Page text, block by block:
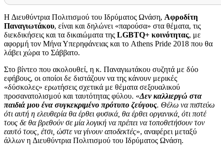
Η Διευθύντρια Πολιτισμού του Ιδρύματος Ωνάση, Αφροδίτη
Παναγιωτάκου, είναι και δηλώνει «παρούσα» στα θέματα, τις
διεκδικήσεις και τα δικαιώματα της LGBTQ+ κοινότητας, με
αφορμή τον Μήνα Υπερηφάνειας και το Athens Pride 2018 που θα
λάβει χώρα το Σάββατο.
Στο βίντεο που ακολουθεί, η κ. Παναγιωτάκου συζητά με δύο
εφήβους, οι οποίοι δε διστάζουν να της κάνουν μερικές
«δύσκολες» ερωτήσεις σχετικά με θέματα σεξουαλικού
προσανατολισμού και ταυτότητας φύλου. «Δεν καλλιεργώ στα
παιδιά μου ένα συγκεκριμένο πρότυπο ζεύγους. Θέλω να πιστεύω
ότι αυτή η ελευθερία θα έρθει φυσικά, θα έρθει οργανικά, ότι ποτέ
τους δε θα βρεθούν σε μία λογική να πρέπει να τοποθετήσουν τον
εαυτό τους, έτσι, ώστε να γίνουν αποδεκτές», αναφέρει μεταξύ
άλλων η Διευθύντρια Πολιτισμού του Ιδρύματος Ωνάση.